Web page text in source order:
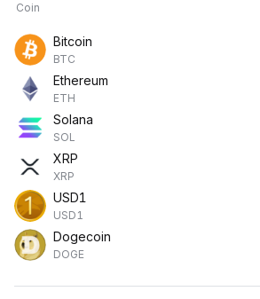
Coin
Bitcoin
BTC
Ethereum
ETH
Solana
SOL
XRP
XRP
USD1
USD1
Dogecoin
DOGE